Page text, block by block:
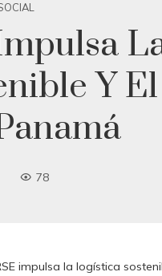
Y El
78
impulsa la logística